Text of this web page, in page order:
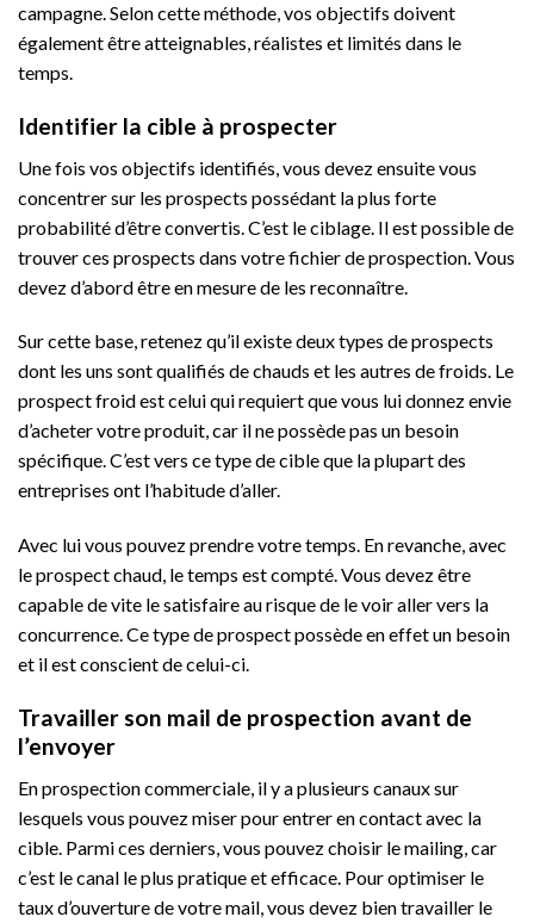
campagne. Selon cette méthode, vos objectifs doivent
également être atteignables, réalistes et limités dans le
temps.
Identifier la cible à prospecter
Une fois vos objectifs identifiés, vous devez ensuite vous
concentrer sur les prospects possédant la plus forte
probabilité d’être convertis. C’est le ciblage. Il est possible de
trouver ces prospects dans votre fichier de prospection. Vous
devez d’abord être en mesure de les reconnaître.
Sur cette base, retenez qu’il existe deux types de prospects
dont les uns sont qualifiés de chauds et les autres de froids. Le
prospect froid est celui qui requiert que vous lui donnez envie
d’acheter votre produit, car il ne possède pas un besoin
spécifique. C’est vers ce type de cible que la plupart des
entreprises ont l’habitude d’aller.
Avec lui vous pouvez prendre votre temps. En revanche, avec
le prospect chaud, le temps est compté. Vous devez être
capable de vite le satisfaire au risque de le voir aller vers la
concurrence. Ce type de prospect possède en effet un besoin
et il est conscient de celui-ci.
Travailler son mail de prospection avant de
l’envoyer
En prospection commerciale, il y a plusieurs canaux sur
lesquels vous pouvez miser pour entrer en contact avec la
cible. Parmi ces derniers, vous pouvez choisir le mailing, car
c’est le canal le plus pratique et efficace. Pour optimiser le
taux d’ouverture de votre mail, vous devez bien travailler le